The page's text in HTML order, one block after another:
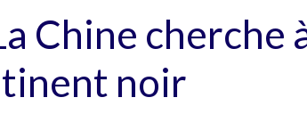
Chine cherche
noir